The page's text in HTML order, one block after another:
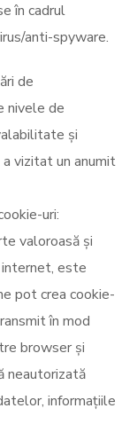
în cadrul
anti-spyware.
de
nivele de
și
vizitat un anumit
uri:
valoroasă și
este
pot crea cookie-
în mod
browser și
neautorizată
informațiile